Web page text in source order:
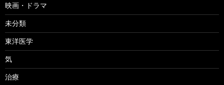
映画・ドラマ
未分類
東洋医学
気
治療